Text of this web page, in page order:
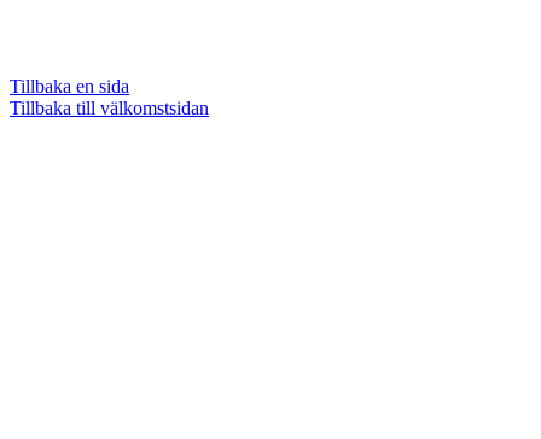
Tillbaka en sida
Tillbaka till välkomstsidan